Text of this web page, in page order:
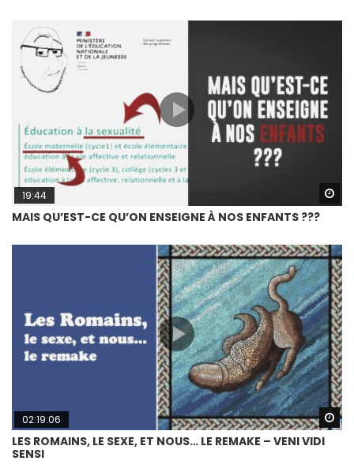
19:44
MAIS QU’EST-CE QU’ON ENSEIGNE À NOS ENFANTS ???
02:19:06
LES ROMAINS, LE SEXE, ET NOUS… LE REMAKE – VENI VIDI
SENSI